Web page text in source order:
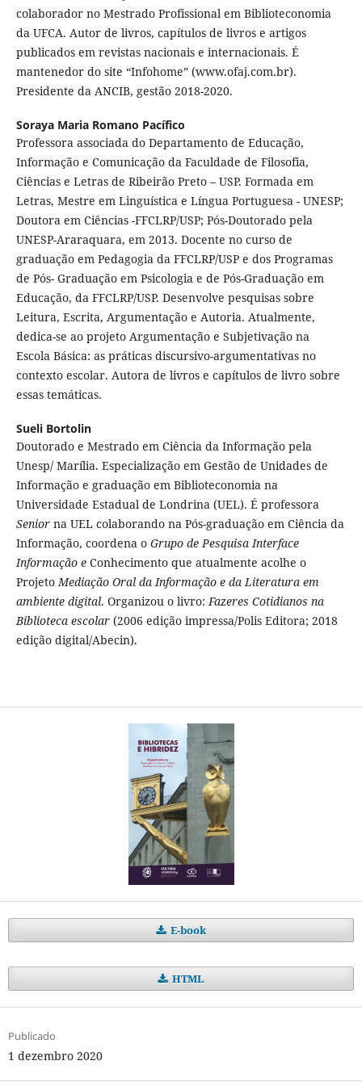
colaborador no Mestrado Profissional em Biblioteconomia
da UFCA. Autor de livros, capítulos de livros e artigos
publicados em revistas nacionais e internacionais. É
mantenedor do site “Infohome” (www.ofaj.com.br).
Presidente da ANCIB, gestão 2018-2020.
Soraya Maria Romano Pacífico
Professora associada do Departamento de Educação,
Informação e Comunicação da Faculdade de Filosofia,
Ciências e Letras de Ribeirão Preto – USP. Formada em
Letras, Mestre em Linguística e Língua Portuguesa - UNESP;
Doutora em Ciências -FFCLRP/USP; Pós-Doutorado pela
UNESP-Araraquara, em 2013. Docente no curso de
graduação em Pedagogia da FFCLRP/USP e dos Programas
de Pós- Graduação em Psicologia e de Pós-Graduação em
Educação, da FFCLRP/USP. Desenvolve pesquisas sobre
Leitura, Escrita, Argumentação e Autoria. Atualmente,
dedica-se ao projeto Argumentação e Subjetivação na
Escola Básica: as práticas discursivo-argumentativas no
contexto escolar. Autora de livros e capítulos de livro sobre
essas temáticas.
Sueli Bortolin
Doutorado e Mestrado em Ciência da Informação pela
Unesp/ Marília. Especialização em Gestão de Unidades de
Informação e graduação em Biblioteconomia na
Universidade Estadual de Londrina (UEL). É professora
Senior na UEL colaborando na Pós-graduação em Ciência da
Informação, coordena o Grupo de Pesquisa Interface
Informação e Conhecimento que atualmente acolhe o
ProjetoMediação Oral da Informação e da Literatura em
ambiente digital. Organizou o livro:Fazeres Cotidianos na
Biblioteca escolar (2006 edição impressa/Polis Editora; 2018
edição digital/Abecin).
E-book
HTML
Publicado
1 dezembro 2020